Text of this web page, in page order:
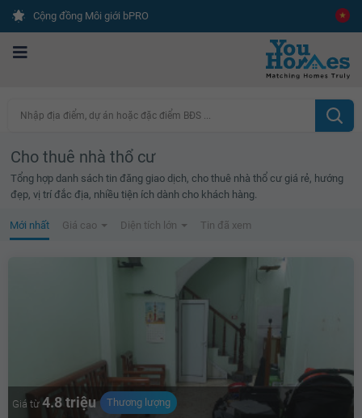
Cộng đồng Môi giới bPRO
Nhập địa điểm, dự án hoặc đặc điểm BĐS ...
Cho thuê nhà thổ cư
Tổng hợp danh sách tin đăng giao dịch, cho thuê nhà thổ cư giá rẻ, hướng
đẹp, vị trí đắc địa, nhiều tiện ích dành cho khách hàng.
Mới nhất Giá cao Diện tích lớn Tin đã xem
Giá từ 4.8 triệu Thương lượng